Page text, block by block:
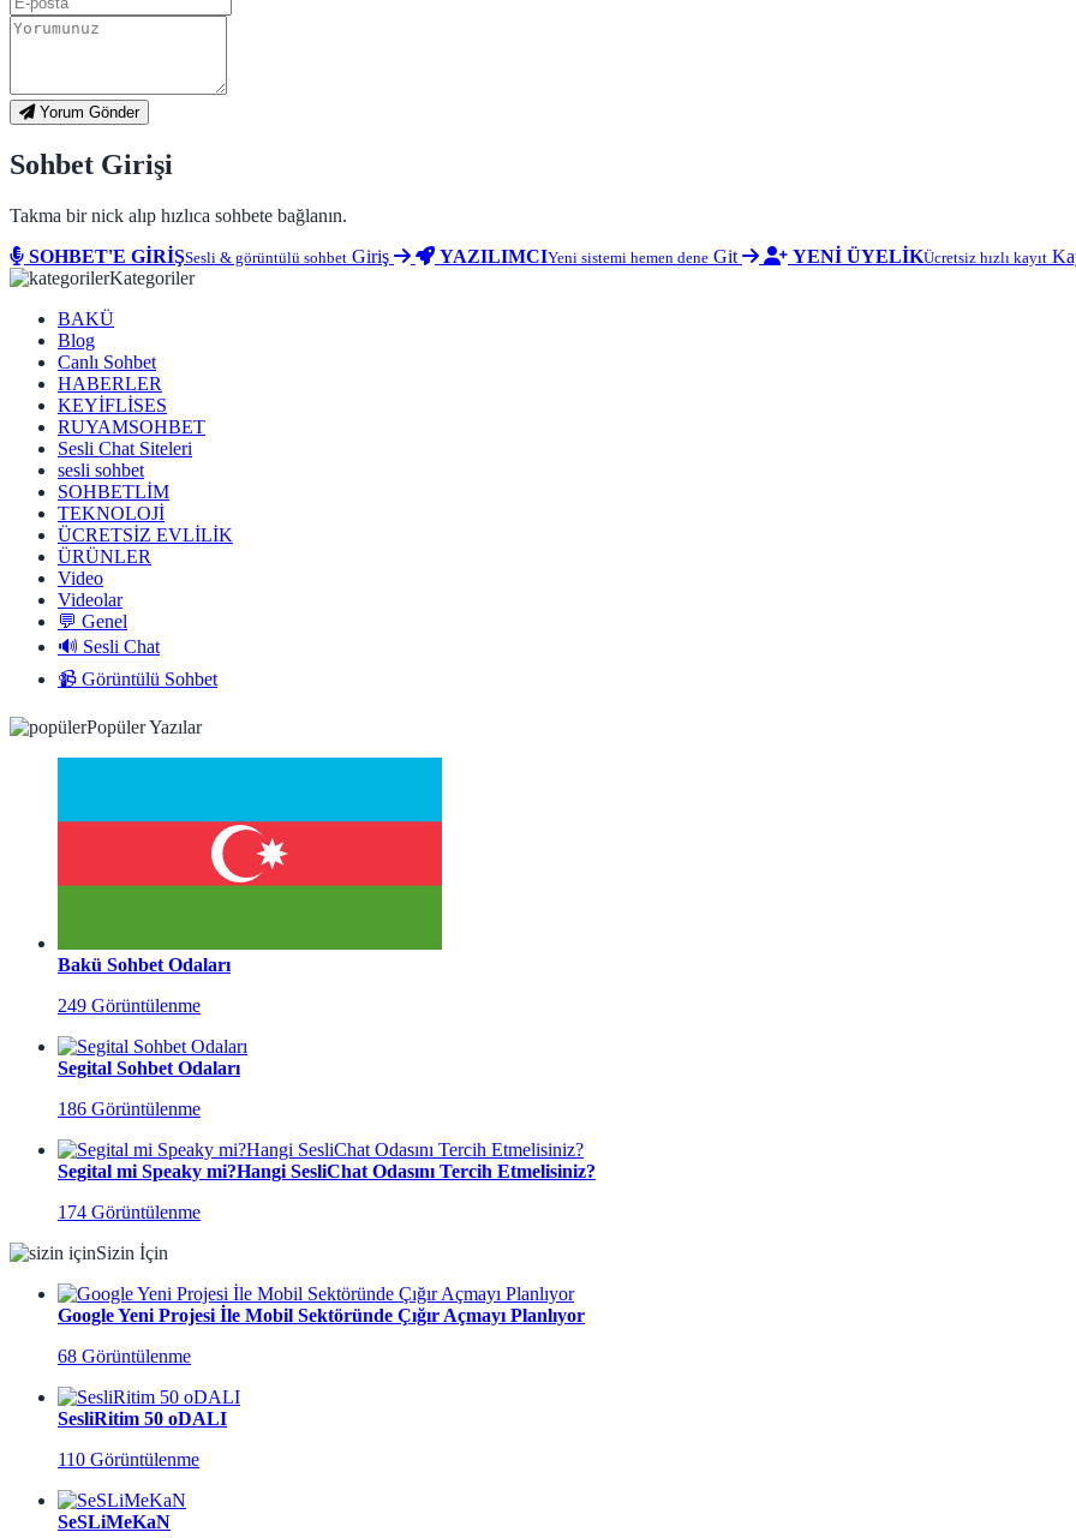
Yorum Gönder
Sohbet Girişi
Takma bir nick alıp hızlıca sohbete bağlanın.
SOHBET'E GİRİŞSesli & görüntülü sohbet Giriş YAZILIMCIYeni sistemi hemen dene Git YENİ ÜYELİKÜcretsiz hızlı kayıt
Kategoriler
BAKÜ
Blog
Canlı Sohbet
HABERLER
KEYİFLİSES
RUYAMSOHBET
Sesli Chat Siteleri
sesli sohbet
SOHBETLİM
TEKNOLOJİ
ÜCRETSİZ EVLİLİK
ÜRÜNLER
Video
Videolar
💬 Genel
🔊 Sesli Chat
📹 Görüntülü Sohbet
Popüler Yazılar
Bakü Sohbet Odaları
249 Görüntülenme
Segital Sohbet Odaları
186 Görüntülenme
Segital mi Speaky mi?Hangi SesliChat Odasını Tercih Etmelisiniz?
174 Görüntülenme
Sizin İçin
Google Yeni Projesi İle Mobil Sektöründe Çığır Açmayı Planlıyor
68 Görüntülenme
SesliRitim 50 oDALI
110 Görüntülenme
SeSLiMeKaN